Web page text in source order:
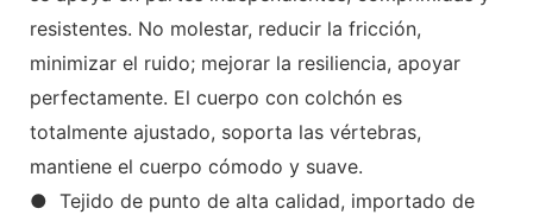
resistentes. No molestar, reducir la fricción,
minimizar el ruido; mejorar la resiliencia, apoyar
perfectamente. El cuerpo con colchón es
totalmente ajustado, soporta las vértebras,
mantiene el cuerpo cómodo y suave.
● Tejido de punto de alta calidad, importado de